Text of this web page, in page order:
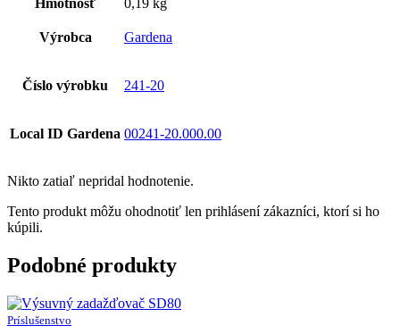
Hmotnosť 0,19 kg
Výrobca Gardena
Číslo výrobku 241-20
Local ID Gardena 00241-20.000.00
Nikto zatiaľ nepridal hodnotenie.
Tento produkt môžu ohodnotiť len prihlásení zákazníci, ktorí si ho
kúpili.
Podobné produkty
Príslušenstvo